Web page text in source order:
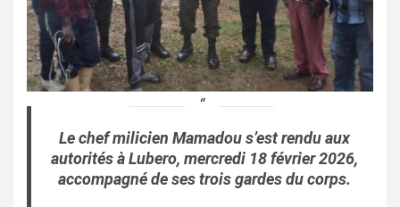
Le chef milicien Mamadou s’est rendu aux
autorités à Lubero, mercredi 18 février 2026,
accompagné de ses trois gardes du corps.